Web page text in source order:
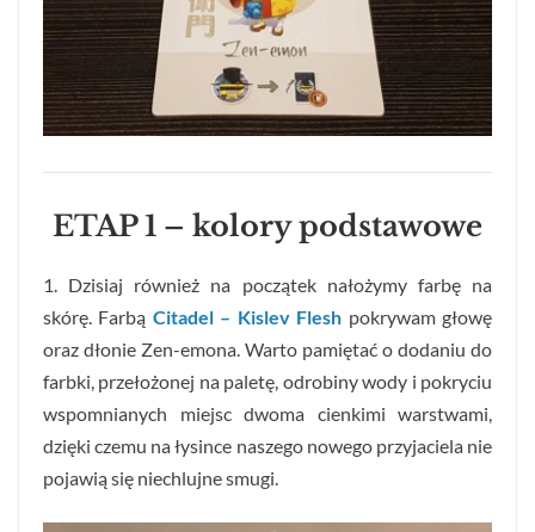
ETAP 1 – kolory podstawowe
1. Dzisiaj również na początek nałożymy farbę na
skórę. Farbą Citadel – Kislev Flesh pokrywam głowę
oraz dłonie Zen-emona. Warto pamiętać o dodaniu do
farbki, przełożonej na paletę, odrobiny wody i pokryciu
wspomnianych miejsc dwoma cienkimi warstwami,
dzięki czemu na łysince naszego nowego przyjaciela nie
pojawią się niechlujne smugi.